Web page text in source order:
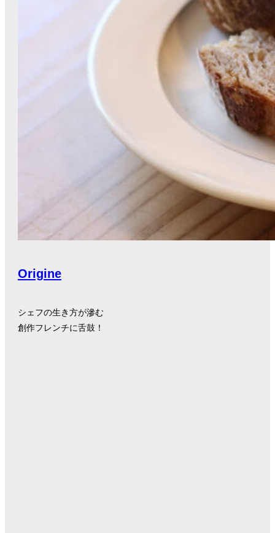
Origine
シェフの生き方が滲む
創作フレンチに舌鼓！